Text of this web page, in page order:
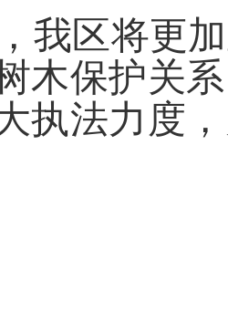
我区将更
木保护关
执法力度